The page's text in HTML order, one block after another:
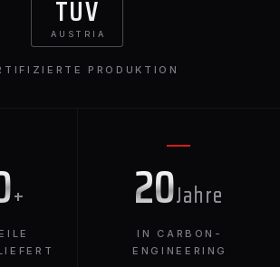
+ 20Jahre
IN CARBON-
ENGINEERING
TÜV
AUSTRIA
PRODUKTION